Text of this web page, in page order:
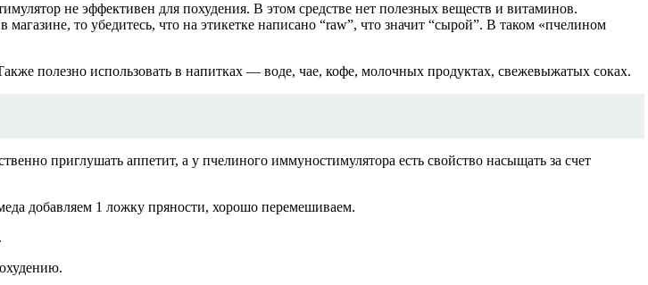
не эффективен для похудения. В этом средстве нет полезных веществ и витаминов.
то убедитесь, что на этикетке написано “raw”, что значит “сырой”. В таком «пчелином
полезно использовать в напитках — воде, чае, кофе, молочных продуктах, свежевыжатых соках.
приглушать аппетит, а у пчелиного иммуностимулятора есть свойство насыщать за счет
добавляем 1 ложку пряности, хорошо перемешиваем.